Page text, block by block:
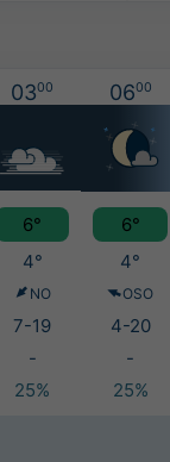
0300 0600
6° 6°
4° 4°
NO OSO
7-19 4-20
- -
25% 25%